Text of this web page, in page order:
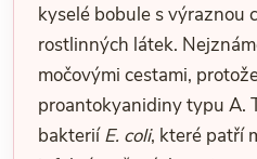
kyselé bobule s výraznou
rostlinných látek.
močovými cestami,
proantokyanidiny typu A.
bakteriíE. coli, které patří